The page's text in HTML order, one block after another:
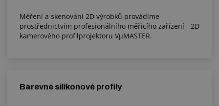
Měření a skenování 2D výrobků provádíme
prostřednictvím profesionálního měřicího zařízení - 2D
kamerového profilprojektoru VµMASTER.
Barevné silikonové profily